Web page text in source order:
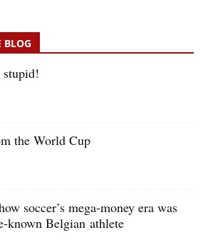
BLOG
stupid!
the World Cup
soccer’s mega‑money era was
Belgian athlete